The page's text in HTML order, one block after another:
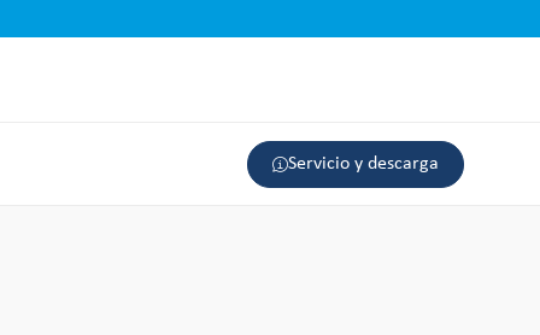
Servicio y descarga